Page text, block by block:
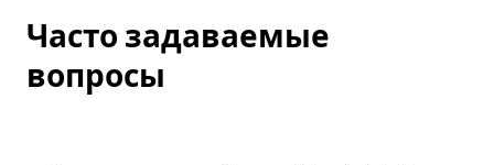
Часто задаваемые
вопросы